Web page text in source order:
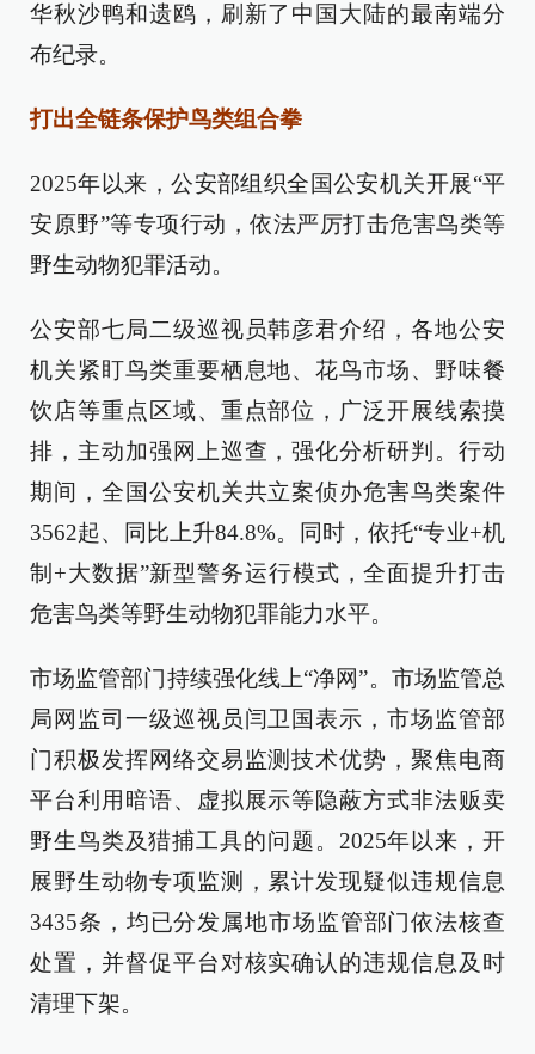
华秋沙鸭和遗鸥，刷新了中国大陆的最南端分
布纪录。
打出全链条保护鸟类组合拳
2025年以来，公安部组织全国公安机关开展“平
安原野”等专项行动，依法严厉打击危害鸟类等
野生动物犯罪活动。
公安部七局二级巡视员韩彦君介绍，各地公安
机关紧盯鸟类重要栖息地、花鸟市场、野味餐
饮店等重点区域、重点部位，广泛开展线索摸
排，主动加强网上巡查，强化分析研判。行动
期间，全国公安机关共立案侦办危害鸟类案件
3562起、同比上升84.8%。同时，依托“专业+机
制+大数据”新型警务运行模式，全面提升打击
危害鸟类等野生动物犯罪能力水平。
市场监管部门持续强化线上“净网”。市场监管总
局网监司一级巡视员闫卫国表示，市场监管部
门积极发挥网络交易监测技术优势，聚焦电商
平台利用暗语、虚拟展示等隐蔽方式非法贩卖
野生鸟类及猎捕工具的问题。2025年以来，开
展野生动物专项监测，累计发现疑似违规信息
3435条，均已分发属地市场监管部门依法核查
处置，并督促平台对核实确认的违规信息及时
清理下架。